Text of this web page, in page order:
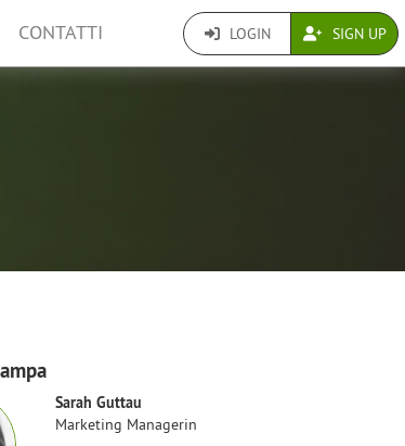
CONTATTI LOGIN SIGN UP
Sarah Guttau
Marketing Managerin